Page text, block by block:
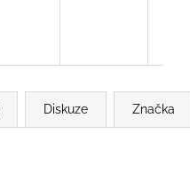
Diskuze Značka